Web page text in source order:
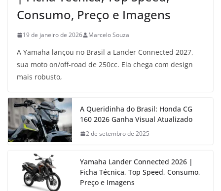
Consumo, Preço e Imagens
19 de janeiro de 2026 Marcelo Souza
A Yamaha lançou no Brasil a Lander Connected 2027,
sua moto on/off-road de 250cc. Ela chega com design
mais robusto,
A Queridinha do Brasil: Honda CG
160 2026 Ganha Visual Atualizado
2 de setembro de 2025
Yamaha Lander Connected 2026 |
Ficha Técnica, Top Speed, Consumo,
Preço e Imagens